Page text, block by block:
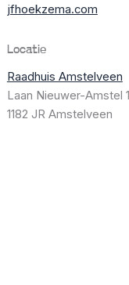
jfhoekzema.com
Locatie
Raadhuis Amstelveen
Laan Nieuwer-Amstel 1
1182 JR Amstelveen